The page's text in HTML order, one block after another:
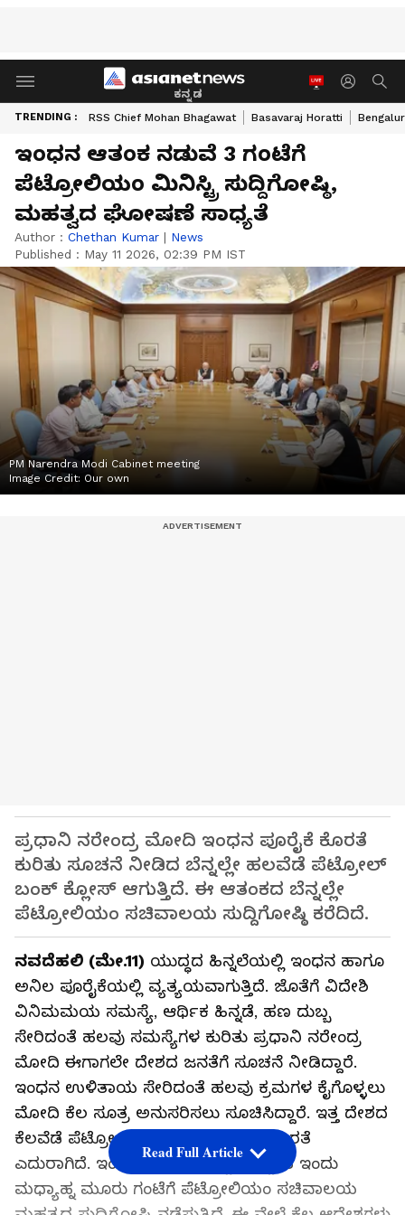
ಕನ್ನಡ
TRENDING : RSS Chief Mohan Bhagawat Basavaraj Horatti
ಇಂಧನ ಆತಂಕ ನಡುವೆ 3 ಗಂಟೆಗೆ
ಪೆಟ್ರೋಲಿಯಂ ಮಿನಿಸ್ಟ್ರಿ ಸುದ್ದಿಗೋಷ್ಠಿ,
ಮಹತ್ವದ ಘೋಷಣೆ ಸಾಧ್ಯತೆ
Author : Chethan Kumar | News
Published : May 11 2026, 02:39 PM IST
PM Narendra Modi Cabinet meeting
Image Credit: Our own
ಪ್ರಧಾನಿ ನರೇಂದ್ರ ಮೋದಿ ಇಂಧನ ಪೂರೈಕೆ ಕೊರತೆ
ಕುರಿತು ಸೂಚನೆ ನೀಡಿದ ಬೆನ್ನಲ್ಲೇ ಹಲವೆಡೆ ಪೆಟ್ರೋಲ್
ಬಂಕ್ ಕ್ಲೋಸ್ ಆಗುತ್ತಿದೆ. ಈ ಆತಂಕದ ಬೆನ್ನಲ್ಲೇ
ಪೆಟ್ರೋಲಿಯಂ ಸಚಿವಾಲಯ ಸುದ್ದಿಗೋಷ್ಠಿ ಕರೆದಿದೆ.
ನವದೆಹಲಿ (ಮೇ.11) ಯುದ್ಧದ ಹಿನ್ನಲೆಯಲ್ಲಿ ಇಂಧನ ಹಾಗೂ
ಅನಿಲ ಪೂರೈಕೆಯಲ್ಲಿ ವ್ಯತ್ಯಯವಾಗುತ್ತಿದೆ. ಜೊತೆಗೆ ವಿದೇಶಿ
ವಿನಿಮಮಯ ಸಮಸ್ಯೆ, ಆರ್ಥಿಕ ಹಿನ್ನಡೆ, ಹಣ ದುಬ್ಬ
ಸೇರಿದಂತೆ ಹಲವು ಸಮಸ್ಯೆಗಳ ಕುರಿತು ಪ್ರಧಾನಿ ನರೇಂದ್ರ
ಮೋದಿ ಈಗಾಗಲೇ ದೇಶದ ಜನತೆಗೆ ಸೂಚನೆ ನೀಡಿದ್ದಾರೆ.
ಇಂಧನ ಉಳಿತಾಯ ಸೇರಿದಂತೆ ಹಲವು ಕ್ರಮಗಳ ಕೈಗೊಳ್ಳಲು
ಮೋದಿ ಕೆಲ ಸೂತ್ರ ಅನುಸರಿಸಲು ಸೂಚಿಸಿದ್ದಾರೆ. ಇತ್ತ ದೇಶದ
ಕೆಲವೆಡೆ ಪೆಟ್ರೋಲ್ ಬಂಕ್‌ಗಳಲ್ಲಿ ಇಂಧನ ಕೊರತೆ
ಎದುರಾಗಿದೆ. ಇಂಧನ ಆತಂಕ ಹೆಚ್ಚಾಗುತ್ತಿದ್ದಂತೆ ಇಂದು
ಮಧ್ಯಾಹ್ನ ಮೂರು ಗಂಟೆಗೆ ಪೆಟ್ರೋಲಿಯಂ ಸಚಿವಾಲಯ
Read Full Article